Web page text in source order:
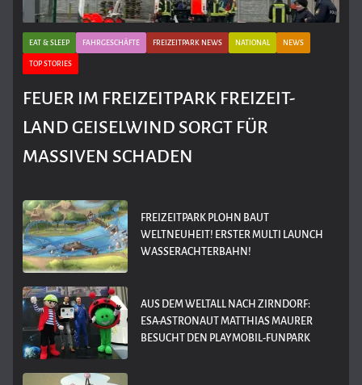
EAT & SLEEP FAHRGESCHÄFTE FREIZEITPARK NEWS NATIONAL NEWS
TOP STORIES
FEUER IM FREIZEITPARK FREIZEIT-
LAND GEISELWIND SORGT FÜR
MASSIVEN SCHADEN
FREIZEITPARK PLOHN BAUT
WELTNEUHEIT! ERSTER MULTI LAUNCH
WASSERACHTERBAHN!
AUS DEM WELTALL NACH ZIRNDORF:
ESA-ASTRONAUT MATTHIAS MAURER
BESUCHT DEN PLAYMOBIL-FUNPARK